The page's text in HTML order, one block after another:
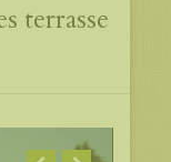
terrasse